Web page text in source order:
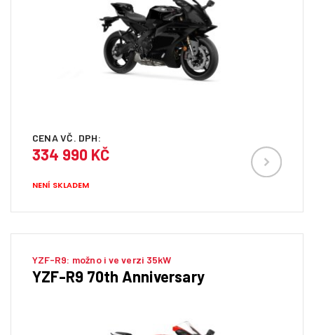
CENA VČ. DPH:
334 990 KČ
NENÍ SKLADEM
YZF-R9: možno i ve verzi 35kW
YZF-R9 70th Anniversary